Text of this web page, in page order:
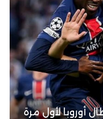
أوروبا لأول مرة